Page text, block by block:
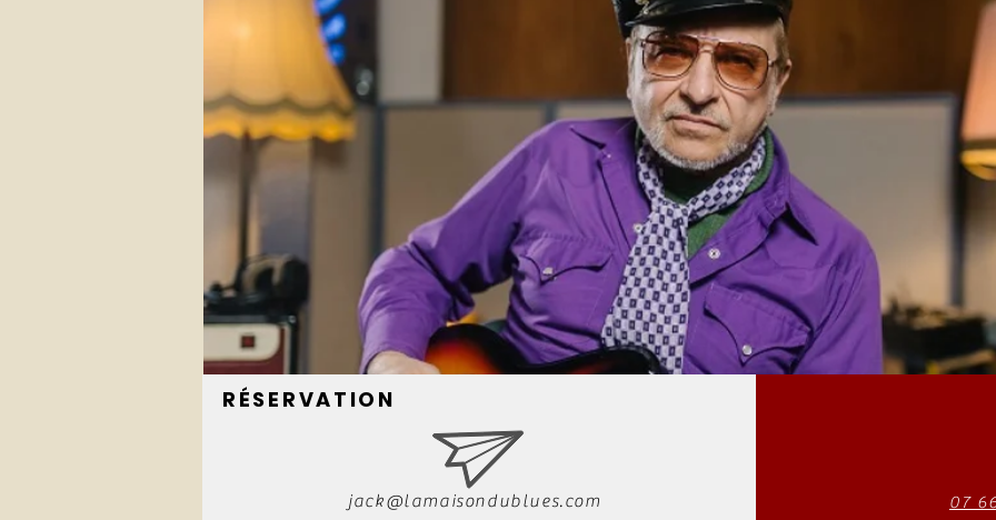
jack@lamaisondublues.com 07
RÉSERVATION